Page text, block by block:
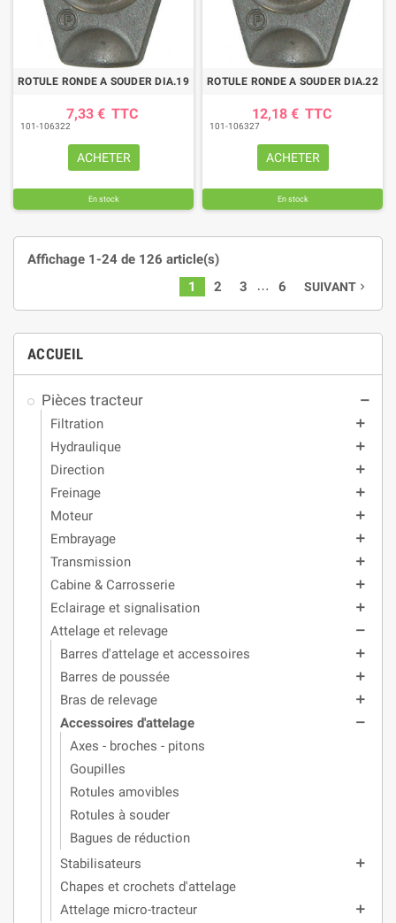
ACCUEIL
Pièces tracteur remove
Filtration add
Hydraulique add
Direction add
Freinage add
Moteur add
Embrayage add
Transmission add
Cabine & Carrosserie add
Eclairage et signalisation add
Attelage et relevage remove
Barres d'attelage et accessoires add
Barres de poussée add
Bras de relevage add
Accessoires d'attelage remove
Axes - broches - pitons
Goupilles
Rotules amovibles
Rotules à souder
Bagues de réduction
Stabilisateurs
add
Chapes et crochets d'attelage
Attelage micro-tracteur
add
ROTULE RONDE A SOUDER DIA.19
7,33 € TTC
101-106322
ACHETER
En stock
ROTULE RONDE A SOUDER DIA.22
12,18 € TTC
101-106327
ACHETER
En stock
Affichage 1-24 de 126 article(s)
1
2 3 … 6 SUIVANT navigate_next